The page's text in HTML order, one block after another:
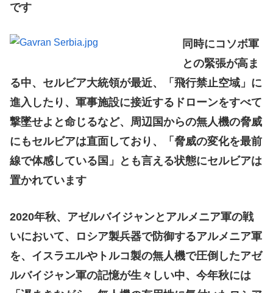
です
同時にコソボ軍
との緊張が高ま
る中、セルビア大統領が最近、「飛行禁止空域」に
進入したり、軍事施設に接近するドローンをすべて
撃墜せよと命じるなど、周辺国からの無人機の脅威
にもセルビアは直面しており、「脅威の変化を最前
線で体感している国」とも言える状態にセルビアは
置かれています
2020年秋、アゼルバイジャンとアルメニア軍の戦
いにおいて、ロシア製兵器で防御するアルメニア軍
を、イスラエルやトルコ製の無人機で圧倒したアゼ
ルバイジャン軍の記憶が生々しい中、今年秋には